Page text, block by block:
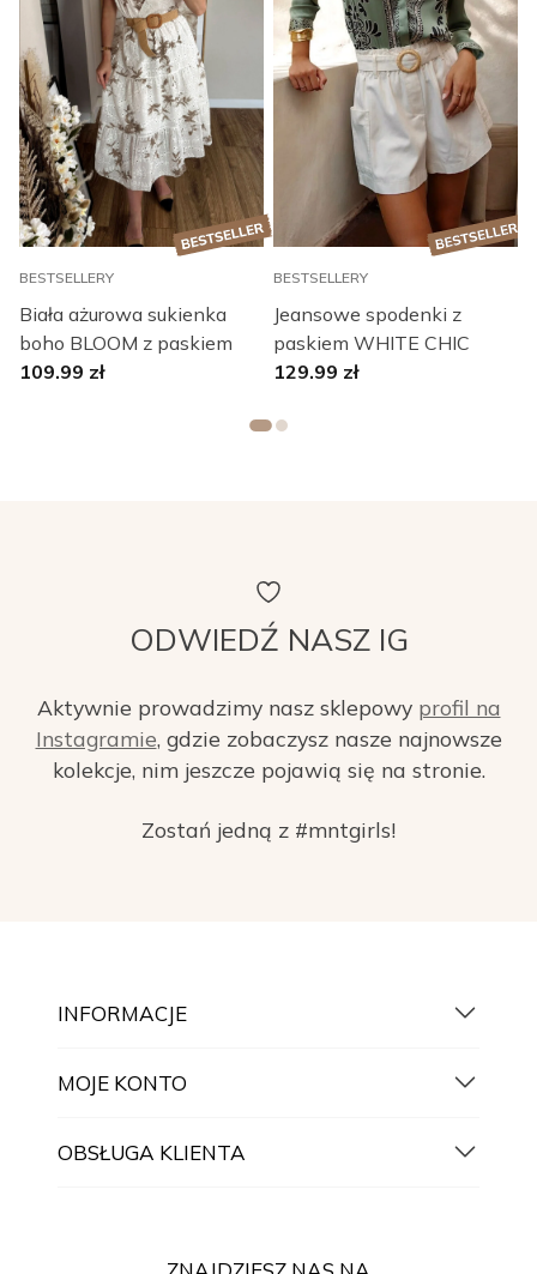
BESTSELLERY
Biała ażurowa sukienka
boho BLOOM z paskiem
109.99 zł
BESTSELLERY
Jeansowe spodenki z
paskiem WHITE CHIC
129.99 zł
ODWIEDŹ NASZ IG
Aktywnie prowadzimy nasz sklepowy profil na
Instagramie, gdzie zobaczysz nasze najnowsze
kolekcje, nim jeszcze pojawią się na stronie.
Zostań jedną z #mntgirls!
INFORMACJE
MOJE KONTO
OBSŁUGA KLIENTA